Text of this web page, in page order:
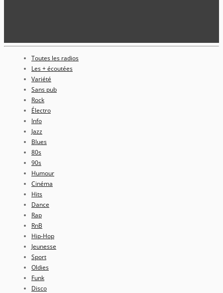
Toutes les radios
Les + écoutées
Variété
Sans pub
Rock
Électro
Info
Jazz
Blues
80s
90s
Humour
Cinéma
Hits
Dance
Rap
RnB
Hip-Hop
Jeunesse
Sport
Oldies
Funk
Disco